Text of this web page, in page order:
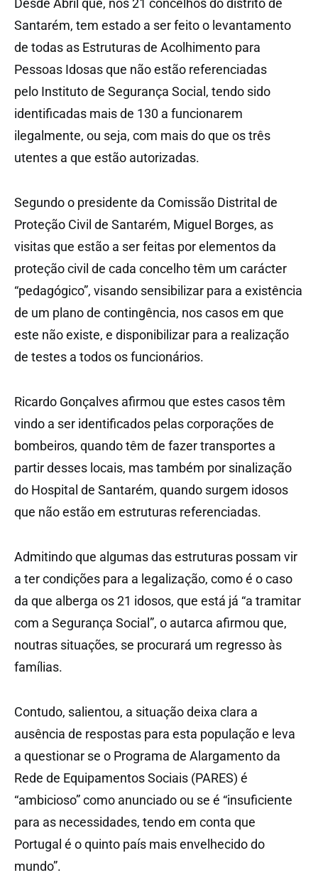
Desde Abril que, nos 21 concelhos do distrito de
Santarém, tem estado a ser feito o levantamento
de todas as Estruturas de Acolhimento para
Pessoas Idosas que não estão referenciadas
pelo Instituto de Segurança Social, tendo sido
identificadas mais de 130 a funcionarem
ilegalmente, ou seja, com mais do que os três
utentes a que estão autorizadas.
Segundo o presidente da Comissão Distrital de
Proteção Civil de Santarém, Miguel Borges, as
visitas que estão a ser feitas por elementos da
proteção civil de cada concelho têm um carácter
“pedagógico”, visando sensibilizar para a existência
de um plano de contingência, nos casos em que
este não existe, e disponibilizar para a realização
de testes a todos os funcionários.
Ricardo Gonçalves afirmou que estes casos têm
vindo a ser identificados pelas corporações de
bombeiros, quando têm de fazer transportes a
partir desses locais, mas também por sinalização
do Hospital de Santarém, quando surgem idosos
que não estão em estruturas referenciadas.
Admitindo que algumas das estruturas possam vir
a ter condições para a legalização, como é o caso
da que alberga os 21 idosos, que está já “a tramitar
com a Segurança Social”, o autarca afirmou que,
noutras situações, se procurará um regresso às
famílias.
Contudo, salientou, a situação deixa clara a
ausência de respostas para esta população e leva
a questionar se o Programa de Alargamento da
Rede de Equipamentos Sociais (PARES) é
“ambicioso” como anunciado ou se é “insuficiente
para as necessidades, tendo em conta que
Portugal é o quinto país mais envelhecido do
mundo”.